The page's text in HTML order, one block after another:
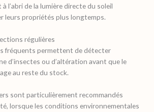
l’abri de la lumière directe du soleil
leurs propriétés plus longtemps.
régulières
fréquents permettent de détecter
d’insectes ou d’altération avant que le
au reste du stock.
sont particulièrement recommandés
lorsque les conditions environnementales